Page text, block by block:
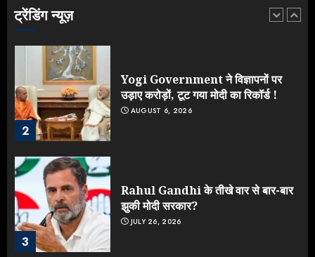
ट्रेंडिंग न्यूज़
1
2
Yogi Government ने विज्ञापनों पर
उड़ाए करोड़ों, टूट गया मोदी का रिकॉर्ड !
AUGUST 6, 2026
3
Rahul Gandhi के तीखे वार से बार-बार
झुकी मोदी सरकार?
JULY 26, 2026